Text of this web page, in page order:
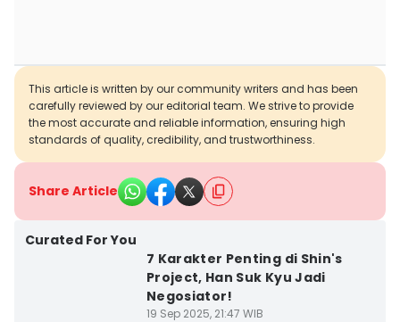
This article is written by our community writers and has been
carefully reviewed by our editorial team. We strive to provide
the most accurate and reliable information, ensuring high
standards of quality, credibility, and trustworthiness.
Share Article
Curated For You
7 Karakter Penting di Shin's
Project, Han Suk Kyu Jadi
Negosiator!
19 Sep 2025, 21:47 WIB